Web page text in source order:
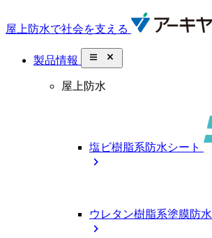
屋上防水で社会を支える
製品情報 close_small
屋上防水
塩ビ樹脂系防水シート
chevron_right
ウレタン樹脂系塗膜防水
chevron_right